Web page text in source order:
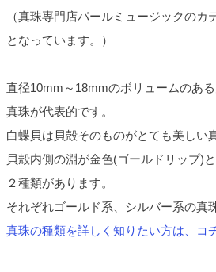
（真珠専門店パールミュージックのカ
となっています。）
直径10mm～18mmのボリュームのあ
真珠が代表的です。
白蝶貝は貝殻そのものがとても美しい
貝殻内側の淵が金色(ゴールドリップ)
２種類があります。
それぞれゴールド系、シルバー系の真
真珠の種類を詳しく知りたい方は、コ